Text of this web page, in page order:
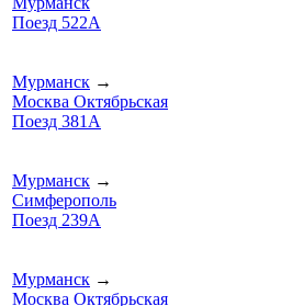
Поезд 522А
Мурманск →
Москва Октябрьская
Поезд 381А
Мурманск →
Симферополь
Поезд 239А
Мурманск →
Москва Октябрьская